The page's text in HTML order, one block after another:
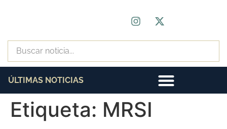
ÚLTIMAS NOTICIAS
Etiqueta: MRSI